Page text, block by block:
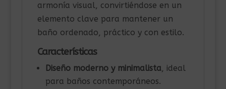
armonía visual, convirtiéndose en un
elemento clave para mantener un
baño ordenado, práctico y con estilo.
Características
Diseño moderno y minimalista, ideal
para baños contemporáneos.